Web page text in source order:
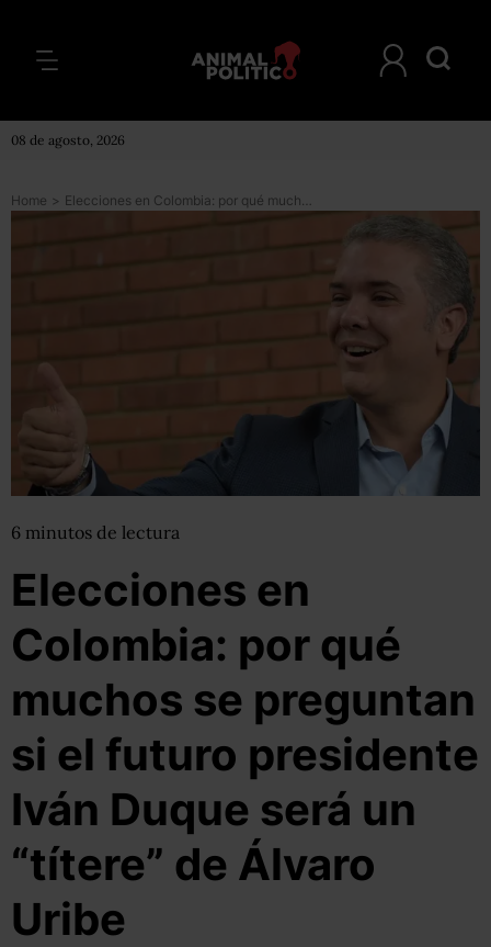
08 de agosto, 2026
Home > Elecciones en Colombia: por qué muchos se preguntan si el futuro presidente Iván Duque será un “títere” de Álvaro Uribe
6 minutos de lectura
Elecciones en
Colombia: por qué
muchos se preguntan
si el futuro presidente
Iván Duque será un
“títere” de Álvaro
Uribe